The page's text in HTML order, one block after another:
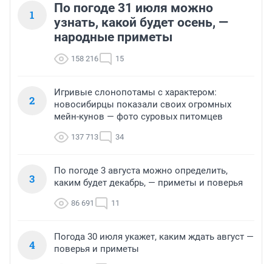
1
По погоде 31 июля можно
узнать, какой будет осень, —
народные приметы
158 216 15
2
Игривые слонопотамы с характером:
новосибирцы показали своих огромных
мейн-кунов — фото суровых питомцев
137 713 34
3
По погоде 3 августа можно определить,
каким будет декабрь, — приметы и поверья
86 691 11
4
Погода 30 июля укажет, каким ждать август —
поверья и приметы